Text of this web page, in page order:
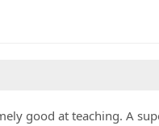
good at teaching. A